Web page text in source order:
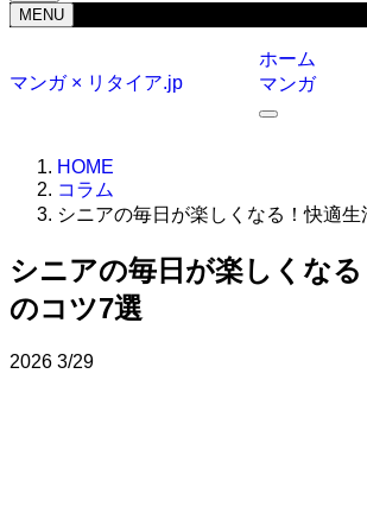
MENU
マンガ × リタイア.jp
ホーム
マンガ
HOME
コラム
シニアの毎日が楽しくなる！快適生
シニアの毎日が楽しくな
のコツ7選
2026 3/29